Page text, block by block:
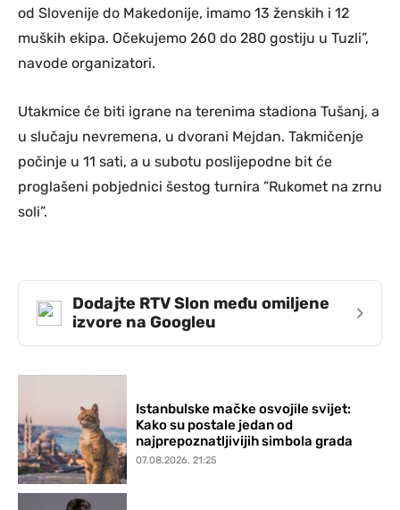
od Slovenije do Makedonije, imamo 13 ženskih i 12
muških ekipa. Očekujemo 260 do 280 gostiju u Tuzli”,
navode organizatori.
Utakmice će biti igrane na terenima stadiona Tušanj, a
u slučaju nevremena, u dvorani Mejdan. Takmičenje
počinje u 11 sati, a u subotu poslijepodne bit će
proglašeni pobjednici šestog turnira ”Rukomet na zrnu
soli”.
Dodajte RTV Slon među omiljene
izvore na Googleu
›
Istanbulske mačke osvojile svijet:
Kako su postale jedan od
najprepoznatljivijih simbola grada
07.08.2026. 21:25